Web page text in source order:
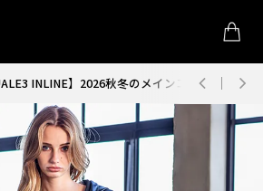
INLINE】2026秋冬のメインコレクションが